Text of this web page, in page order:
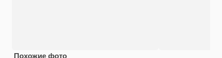
Похожие фото